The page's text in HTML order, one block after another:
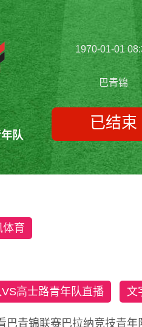
队
1970-01-01
巴青锦
已结束
体育
高士路青年队直播 文
巴青锦联赛巴拉纳竞技青